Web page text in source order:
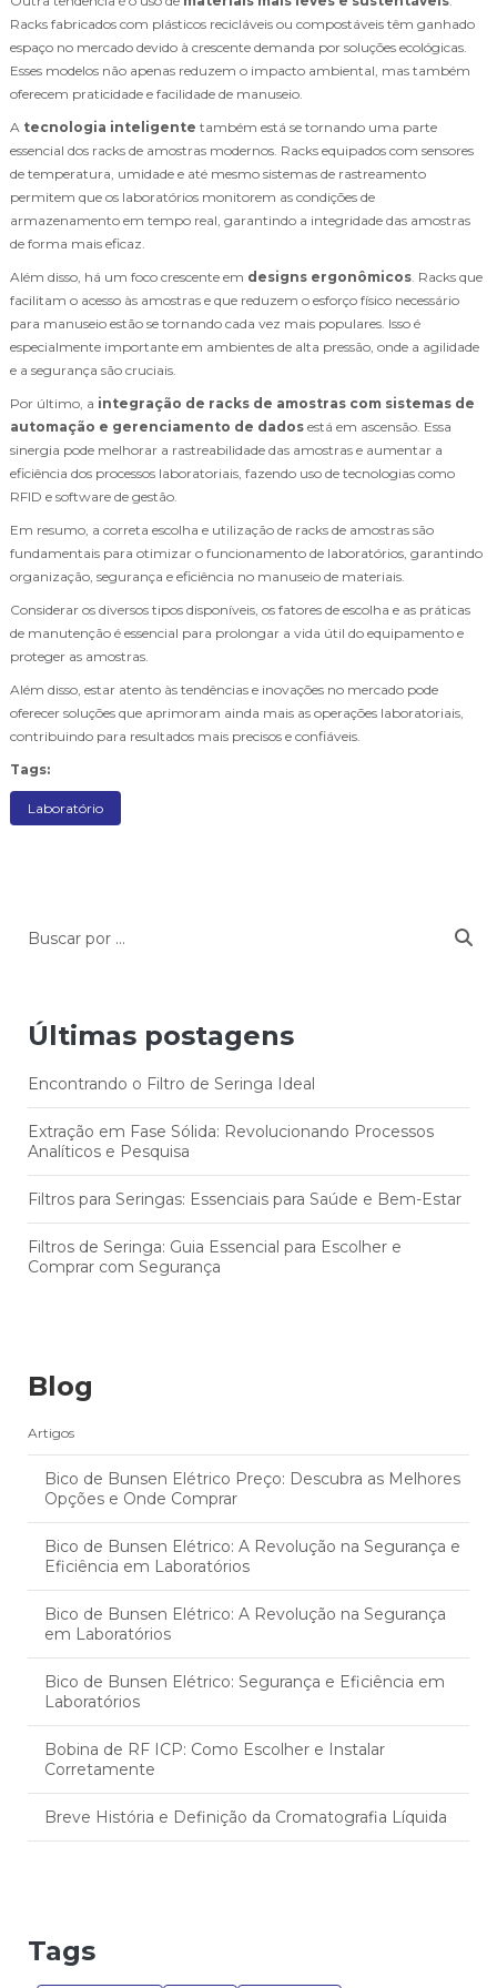
Racks fabricados com plásticos recicláveis ou compostáveis têm ganhado
espaço no mercado devido à crescente demanda por soluções ecológicas.
Esses modelos não apenas reduzem o impacto ambiental, mas também
oferecem praticidade e facilidade de manuseio.
A tecnologia inteligente também está se tornando uma parte
essencial dos racks de amostras modernos. Racks equipados com sensores
de temperatura, umidade e até mesmo sistemas de rastreamento
permitem que os laboratórios monitorem as condições de
armazenamento em tempo real, garantindo a integridade das amostras
de forma mais eficaz.
Além disso, há um foco crescente em designs ergonômicos. Racks que
facilitam o acesso às amostras e que reduzem o esforço físico necessário
para manuseio estão se tornando cada vez mais populares. Isso é
especialmente importante em ambientes de alta pressão, onde a agilidade
e a segurança são cruciais.
Por último, a integração de racks de amostras com sistemas de
automação e gerenciamento de dados está em ascensão. Essa
sinergia pode melhorar a rastreabilidade das amostras e aumentar a
eficiência dos processos laboratoriais, fazendo uso de tecnologias como
RFID e software de gestão.
Em resumo, a correta escolha e utilização de racks de amostras são
fundamentais para otimizar o funcionamento de laboratórios, garantindo
organização, segurança e eficiência no manuseio de materiais.
Considerar os diversos tipos disponíveis, os fatores de escolha e as práticas
de manutenção é essencial para prolongar a vida útil do equipamento e
proteger as amostras.
Além disso, estar atento às tendências e inovações no mercado pode
oferecer soluções que aprimoram ainda mais as operações laboratoriais,
contribuindo para resultados mais precisos e confiáveis.
Tags:
Laboratório
Últimas postagens
Encontrando o Filtro de Seringa Ideal
Extração em Fase Sólida: Revolucionando Processos
Analíticos e Pesquisa
Filtros para Seringas: Essenciais para Saúde e Bem-Estar
Filtros de Seringa: Guia Essencial para Escolher e
Comprar com Segurança
Blog
Artigos
Bico de Bunsen Elétrico Preço: Descubra as Melhores
Opções e Onde Comprar
Bico de Bunsen Elétrico: A Revolução na Segurança e
Eficiência em Laboratórios
Bico de Bunsen Elétrico: A Revolução na Segurança
em Laboratórios
Bico de Bunsen Elétrico: Segurança e Eficiência em
Laboratórios
Bobina de RF ICP: Como Escolher e Instalar
Corretamente
Breve História e Definição da Cromatografia Líquida
saber
Tags